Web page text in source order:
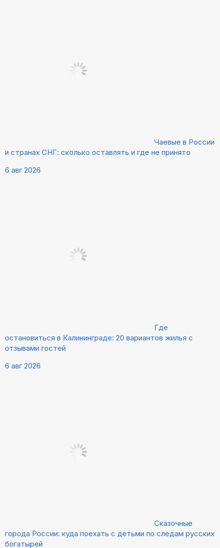
Чаевые в России
и странах СНГ: сколько оставлять и где не принято
6 авг 2026
Где
остановиться в Калининграде: 20 вариантов жилья с
отзывами гостей
6 авг 2026
Сказочные
города России: куда поехать с детьми по следам русских
богатырей